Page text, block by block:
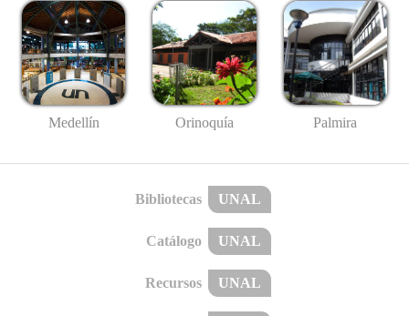
Medellín Orinoquía Palmira
Bibliotecas UNAL
Catálogo UNAL
Recursos UNAL